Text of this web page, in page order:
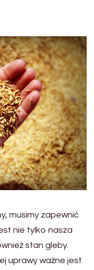
musimy zapewnić
nie tylko nasza
stan gleby.
uprawy ważne jest